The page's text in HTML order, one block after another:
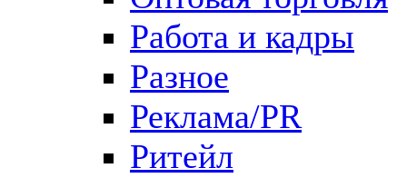
Работа и кадры
Разное
Реклама/PR
Ритейл